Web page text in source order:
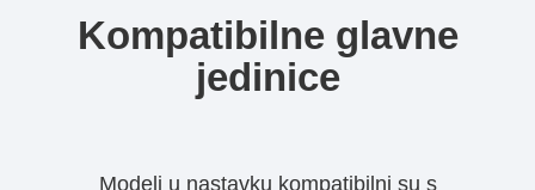
Kompatibilne glavne
jedinice
Modeli u nastavku kompatibilni su s